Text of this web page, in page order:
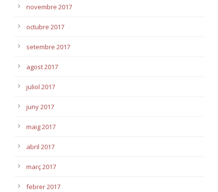
novembre 2017
octubre 2017
setembre 2017
agost 2017
juliol 2017
juny 2017
maig 2017
abril 2017
març 2017
febrer 2017